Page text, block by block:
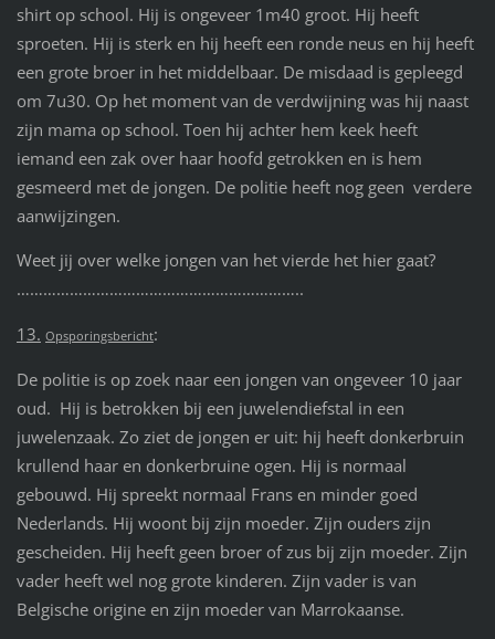
shirt op school. Hij is ongeveer 1m40 groot. Hij heeft
sproeten. Hij is sterk en hij heeft een ronde neus en hij heeft
een grote broer in het middelbaar. De misdaad is gepleegd
om 7u30. Op het moment van de verdwijning was hij naast
zijn mama op school. Toen hij achter hem keek heeft
iemand een zak over haar hoofd getrokken en is hem
gesmeerd met de jongen. De politie heeft nog geen verdere
aanwijzingen.
Weet jij over welke jongen van het vierde het hier gaat?
………………………………………………………..
13. Opsporingsbericht:
De politie is op zoek naar een jongen van ongeveer 10 jaar
oud. Hij is betrokken bij een juwelendiefstal in een
juwelenzaak. Zo ziet de jongen er uit: hij heeft donkerbruin
krullend haar en donkerbruine ogen. Hij is normaal
gebouwd. Hij spreekt normaal Frans en minder goed
Nederlands. Hij woont bij zijn moeder. Zijn ouders zijn
gescheiden. Hij heeft geen broer of zus bij zijn moeder. Zijn
vader heeft wel nog grote kinderen. Zijn vader is van
Belgische origine en zijn moeder van Marrokaanse.